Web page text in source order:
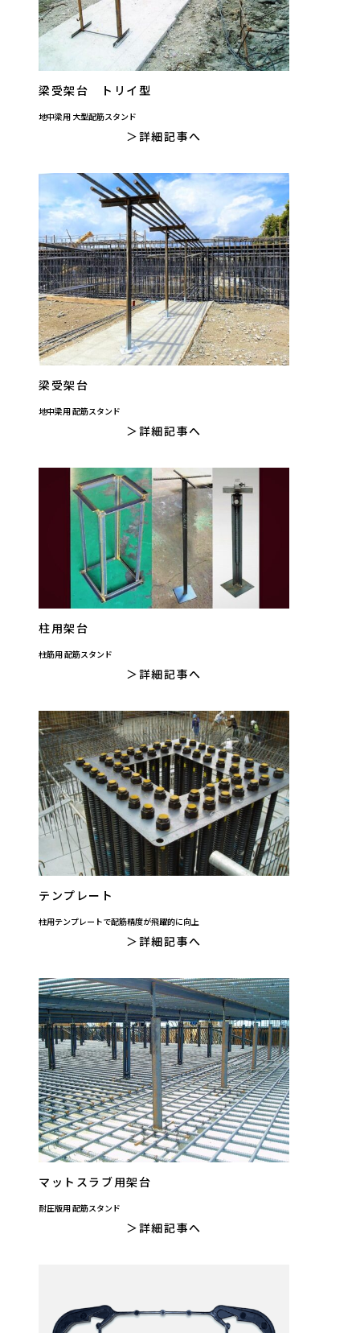
梁受架台 トリイ型
地中梁用 大型配筋スタンド
詳細記事へ
梁受架台
地中梁用 配筋スタンド
詳細記事へ
柱用架台
柱筋用 配筋スタンド
詳細記事へ
テンプレート
柱用テンプレートで配筋精度が飛躍的に向上
詳細記事へ
マットスラブ用架台
耐圧版用 配筋スタンド
詳細記事へ